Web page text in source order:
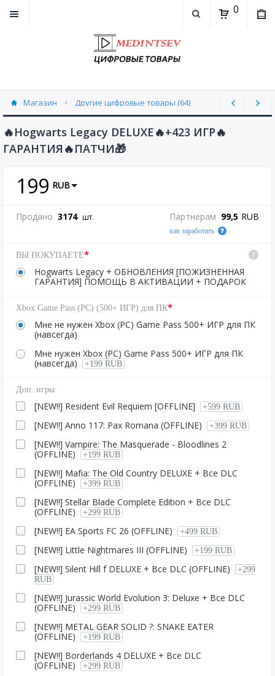
0
Магазин Другие цифровые товары (64)
🔥Hogwarts Legacy DELUXE🔥+423 ИГР🔥
ГАРАНТИЯ🔥ПАТЧИ🎁
199 RUB
Продано 3174 шт. Партнерам 99,5 RUB
как заработать
ВЫ ПОКУПАЕТЕ* ?
Hogwarts Legacy + ОБНОВЛЕНИЯ [ПОЖИЗНЕННАЯ
ГАРАНТИЯ] ПОМОЩЬ В АКТИВАЦИИ + ПОДАРОК
Xbox Game Pass (PC) (500+ ИГР) для ПК*
Мне не нужен Xbox (PC) Game Pass 500+ ИГР для ПК
(навсегда)
Мне нужен Xbox (PC) Game Pass 500+ ИГР для ПК
(навсегда)
+199 RUB
Доп. игры
[NEW!!] Resident Evil Requiem [OFFLINE] +599 RUB
[NEW!!] Anno 117: Pax Romana (OFFLINE) +399 RUB
[NEW!!] Vampire: The Masquerade - Bloodlines 2
(OFFLINE)
+199 RUB
[NEW!!] Mafia: The Old Country DELUXE + Все DLC
(OFFLINE)
+399 RUB
[NEW!!] Stellar Blade Complete Edition + Все DLC
(OFFLINE)
+299 RUB
[NEW!!] EA Sports FC 26 (OFFLINE) +499 RUB
[NEW!!] Little Nightmares III (OFFLINE) +199 RUB
[NEW!!] Silent Hill f DELUXE + Все DLC (OFFLINE)
+299
RUB
[NEW!!] Jurassic World Evolution 3: Deluxe + Все DLC
(OFFLINE)
+299 RUB
[NEW!!] METAL GEAR SOLID ?: SNAKE EATER
(OFFLINE)
+199 RUB
[NEW!!] Borderlands 4 DELUXE + Все DLC
(OFFLINE)
+299 RUB